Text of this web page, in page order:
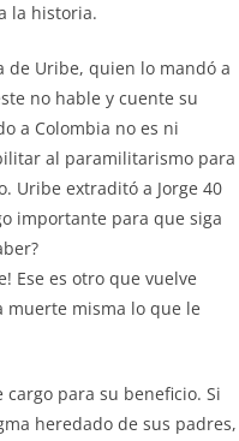
la historia.
de Uribe, quien lo mandó a
no hable y cuente su
a Colombia no es ni
al paramilitarismo para
Uribe extraditó a Jorge 40
importante para que siga
Ese es otro que vuelve
muerte misma lo que le
para su beneficio. Si
heredado de sus padres,